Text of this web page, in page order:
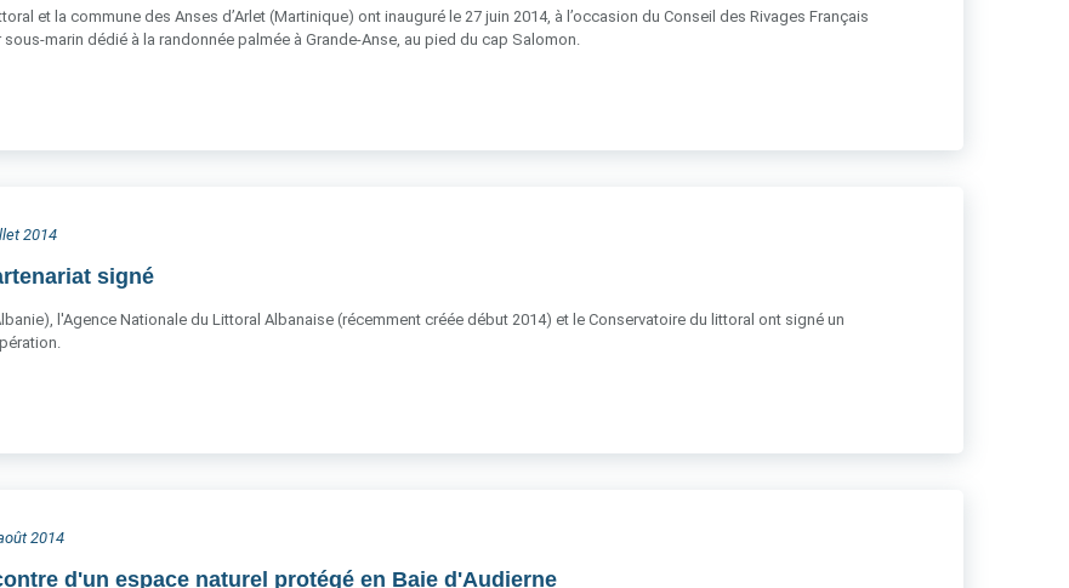
et la commune des Anses d’Arlet (Martinique) ont inauguré le 27 juin 2014, à l’occasion du Conseil des Rivages Français
sous-marin dédié à la randonnée palmée à Grande-Anse, au pied du cap Salomon.
2014
signé
l'Agence Nationale du Littoral Albanaise (récemment créée début 2014) et le Conservatoire du littoral ont signé un
2014
d'un espace naturel protégé en Baie d'Audierne